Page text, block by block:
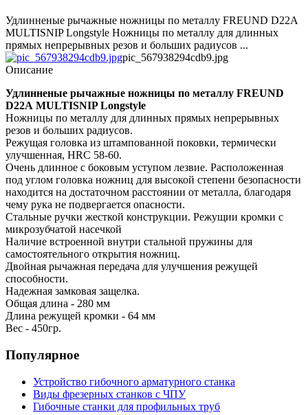
Удлинненые рычажные ножницы по металлу FREUND D22А
MULTISNIP Longstyle Ножницы по металлу для длинных
прямых непрерывных резов и больших радиусов ...
pic_567938294cdb9.jpg
Описание
Удлинненые рычажные ножницы по металлу FREUND
D22А MULTISNIP Longstyle
Ножницы по металлу для длинных прямых непрерывных
резов и больших радиусов.
Режущая головка из штампованной поковки, термически
улучшенная, HRC 58-60.
Очень длинное с боковым уступом лезвие. Расположенная
под углом головка ножниц для высокой степени безопасности
находится на достаточном расстоянии от металла, благодаря
чему рука не подвергается опасности.
Cтальные ручки жесткой конструкции. Режущии кромки с
микрозубчатой насечкой
Наличие встроенной внутри стальной пружины для
самостоятельного открытия ножниц.
Двойная рычажная передача для улучшения режущей
способности.
Надежная замковая защелка.
Общая длина - 280 мм
Длина режущей кромки - 64 мм
Вес - 450гр.
Популярное
Устройство гибочного арматурного станка
Виды фрезерных станков с ЧПУ
Гибочные станки для профильных труб